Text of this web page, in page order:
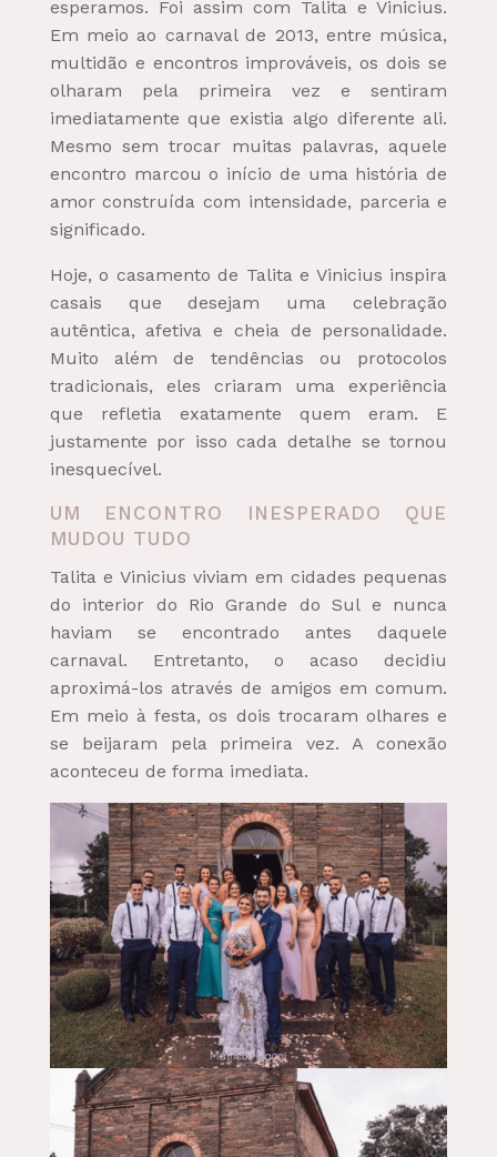
esperamos. Foi assim com Talita e Vinicius.
Em meio ao carnaval de 2013, entre música,
multidão e encontros improváveis, os dois se
olharam pela primeira vez e sentiram
imediatamente que existia algo diferente ali.
Mesmo sem trocar muitas palavras, aquele
encontro marcou o início de uma história de
amor construída com intensidade, parceria e
significado.
Hoje, o casamento de Talita e Vinicius inspira
casais que desejam uma celebração
autêntica, afetiva e cheia de personalidade.
Muito além de tendências ou protocolos
tradicionais, eles criaram uma experiência
que refletia exatamente quem eram. E
justamente por isso cada detalhe se tornou
inesquecível.
UM ENCONTRO INESPERADO QUE
MUDOU TUDO
Talita e Vinicius viviam em cidades pequenas
do interior do Rio Grande do Sul e nunca
haviam se encontrado antes daquele
carnaval. Entretanto, o acaso decidiu
aproximá-los através de amigos em comum.
Em meio à festa, os dois trocaram olhares e
se beijaram pela primeira vez. A conexão
aconteceu de forma imediata.